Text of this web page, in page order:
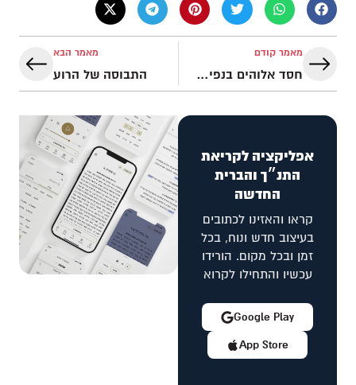
מאמר קודם
חסד אלוהים בנפילותינו
מאמר הבא
התבוסה של הרוע
אפליקציה לקריאת
התנ״ך והברית
החדשה
קראו והאזינו לכתובים
בעיצוב חדש ונוח, בכל
זמן ובכל מקום. הורידו
עכשיו והתחילו לקרוא
App Store
Google Play